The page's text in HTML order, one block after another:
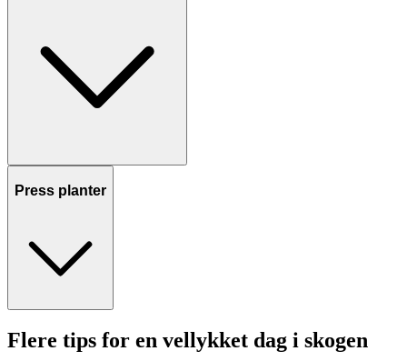
Press planter
Flere tips for en vellykket dag i skogen